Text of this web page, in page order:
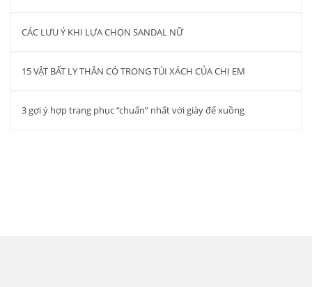
CÁC LƯU Ý KHI LỰA CHỌN SANDAL NỮ
15 VẬT BẤT LY THÂN CÓ TRONG TÚI XÁCH CỦA CHỊ EM
3 gợi ý hợp trang phục “chuẩn” nhất với giày đế xuồng